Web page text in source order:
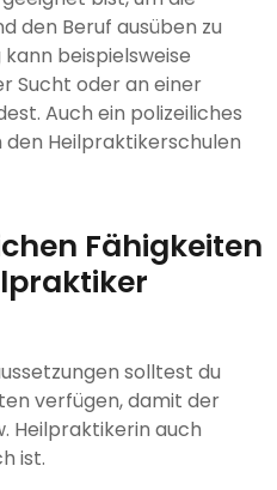
den Beruf ausüben zu
beispielsweise
Sucht oder an einer
Auch ein polizeiliches
den Heilpraktikerschulen
Fähigkeiten
solltest du
verfügen, damit der
Heilpraktikerin auch
ist.